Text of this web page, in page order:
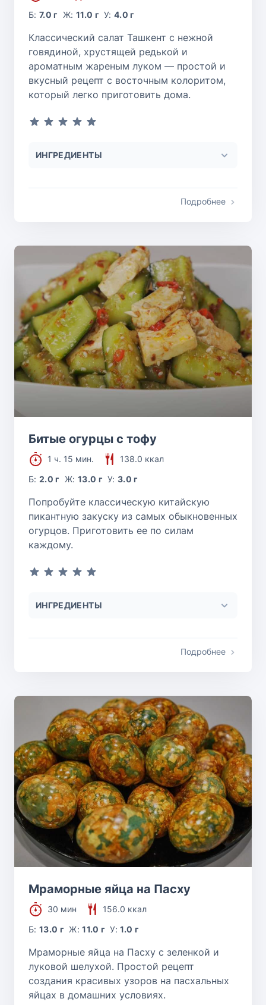
Б:7.0 г Ж: 11.0 г У:4.0 г
Классический салат Ташкент с нежной
говядиной, хрустящей редькой и
ароматным жареным луком — простой и
вкусный рецепт с восточным колоритом,
который легко приготовить дома.
ИНГРЕДИЕНТЫ
Подробнее
Битые огурцы с тофу
1 ч. 15 мин.
138.0 ккал
Б:2.0 г Ж: 13.0 г У:3.0 г
Попробуйте классическую китайскую
пикантную закуску из самых обыкновенных
огурцов. Приготовить ее по силам
каждому.
ИНГРЕДИЕНТЫ
Подробнее
Мраморные яйца на Пасху
30 мин
156.0 ккал
Б:13.0 г Ж:11.0 г У:1.0 г
Мраморные яйца на Пасху с зеленкой и
луковой шелухой. Простой рецепт
создания красивых узоров на пасхальных
яйцах в домашних условиях.